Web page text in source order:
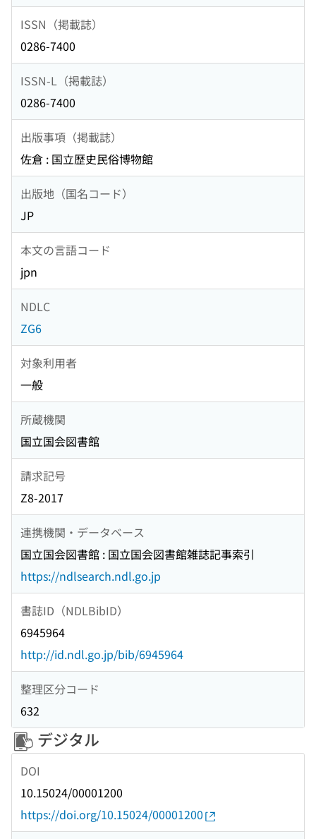
ISSN（掲載誌）
0286-7400
ISSN-L（掲載誌）
0286-7400
出版事項（掲載誌）
佐倉 : 国立歴史民俗博物館
出版地（国名コード）
JP
本文の言語コード
jpn
NDLC
ZG6
対象利用者
一般
所蔵機関
国立国会図書館
請求記号
Z8-2017
連携機関・データベース
国立国会図書館 : 国立国会図書館雑誌記事索引
https://ndlsearch.ndl.go.jp
書誌ID（NDLBibID）
6945964
http://id.ndl.go.jp/bib/6945964
整理区分コード
632
デジタル
DOI
10.15024/00001200
https://doi.org/10.15024/00001200